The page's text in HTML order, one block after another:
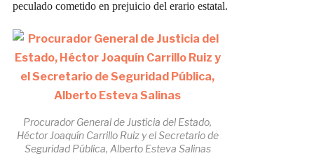
peculado cometido en prejuicio del erario estatal.
Procurador General de Justicia del Estado,
Héctor Joaquín Carrillo Ruiz y el Secretario de
Seguridad Pública, Alberto Esteva Salinas